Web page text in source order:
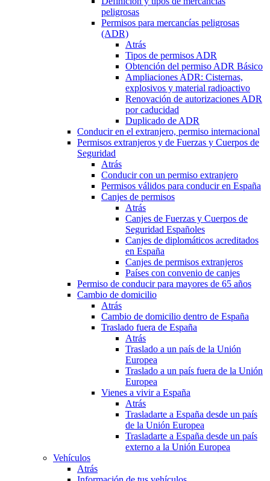
peligrosas
Permisos para mercancías peligrosas
(ADR)
Atrás
Tipos de permisos ADR
Obtención del permiso ADR Básico
Ampliaciones ADR: Cisternas,
explosivos y material radioactivo
Renovación de autorizaciones ADR
por caducidad
Duplicado de ADR
Conducir en el extranjero, permiso internacional
Permisos extranjeros y de Fuerzas y Cuerpos de
Seguridad
Atrás
Conducir con un permiso extranjero
Permisos válidos para conducir en España
Canjes de permisos
Atrás
Canjes de Fuerzas y Cuerpos de
Seguridad Españoles
Canjes de diplomáticos acreditados
en España
Canjes de permisos extranjeros
Países con convenio de canjes
Permiso de conducir para mayores de 65 años
Cambio de domicilio
Atrás
Cambio de domicilio dentro de España
Traslado fuera de España
Atrás
Traslado a un país de la Unión
Europea
Traslado a un país fuera de la Unión
Europea
Vienes a vivir a España
Atrás
Trasladarte a España desde un país
de la Unión Europea
Trasladarte a España desde un país
externo a la Unión Europea
Vehículos
Atrás